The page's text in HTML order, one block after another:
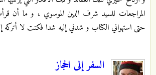
المراجعات للسيد شرف الدين الموسوي ، و ما أن
حتى استهواني الكتاب و شدني إليه شدا فكنت لا أتركه
السفر إلى الحجاز